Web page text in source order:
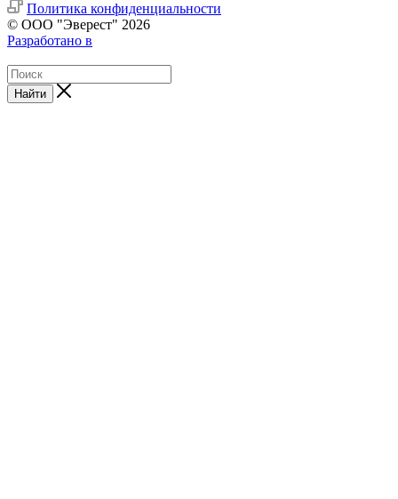
Политика конфиденциальности
© ООО "Эверест" 2026
Разработано в
Найти